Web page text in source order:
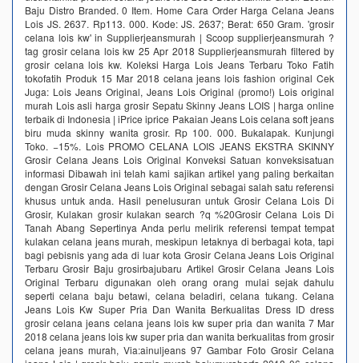
Baju Distro Branded. 0 Item. Home Cara Order Harga Celana Jeans
Lois JS. 2637. Rp113. 000. Kode: JS. 2637; Berat: 650 Gram. 'grosir
celana lois kw' in Supplierjeansmurah | Scoop supplierjeansmurah ?
tag grosir celana lois kw 25 Apr 2018 Supplierjeansmurah filtered by
grosir celana lois kw. Koleksi Harga Lois Jeans Terbaru Toko Fatih
tokofatih Produk 15 Mar 2018 celana jeans lois fashion original Cek
Juga: Lois Jeans Original, Jeans Lois Original (promo!) Lois original
murah Lois asli harga grosir Sepatu Skinny Jeans LOIS | harga online
terbaik di Indonesia | iPrice iprice Pakaian Jeans Lois celana soft jeans
biru muda skinny wanita grosir. Rp 100. 000. Bukalapak. Kunjungi
Toko. −15%. Lois PROMO CELANA LOIS JEANS EKSTRA SKINNY
Grosir Celana Jeans Lois Original Konveksi Satuan konveksisatuan
informasi Dibawah ini telah kami sajikan artikel yang paling berkaitan
dengan Grosir Celana Jeans Lois Original sebagai salah satu referensi
khusus untuk anda. Hasil penelusuran untuk Grosir Celana Lois Di
Grosir, Kulakan grosir kulakan search ?q %20Grosir Celana Lois Di
Tanah Abang Sepertinya Anda perlu melirik referensi tempat tempat
kulakan celana jeans murah, meskipun letaknya di berbagai kota, tapi
bagi pebisnis yang ada di luar kota Grosir Celana Jeans Lois Original
Terbaru Grosir Baju grosirbajubaru Artikel Grosir Celana Jeans Lois
Original Terbaru digunakan oleh orang orang mulai sejak dahulu
seperti celana baju betawi, celana beladiri, celana tukang. Celana
Jeans Lois Kw Super Pria Dan Wanita Berkualitas Dress ID dress
grosir celana jeans celana jeans lois kw super pria dan wanita 7 Mar
2018 celana jeans lois kw super pria dan wanita berkualitas from grosir
celana jeans murah, Via:ainuljeans 97 Gambar Foto Grosir Celana